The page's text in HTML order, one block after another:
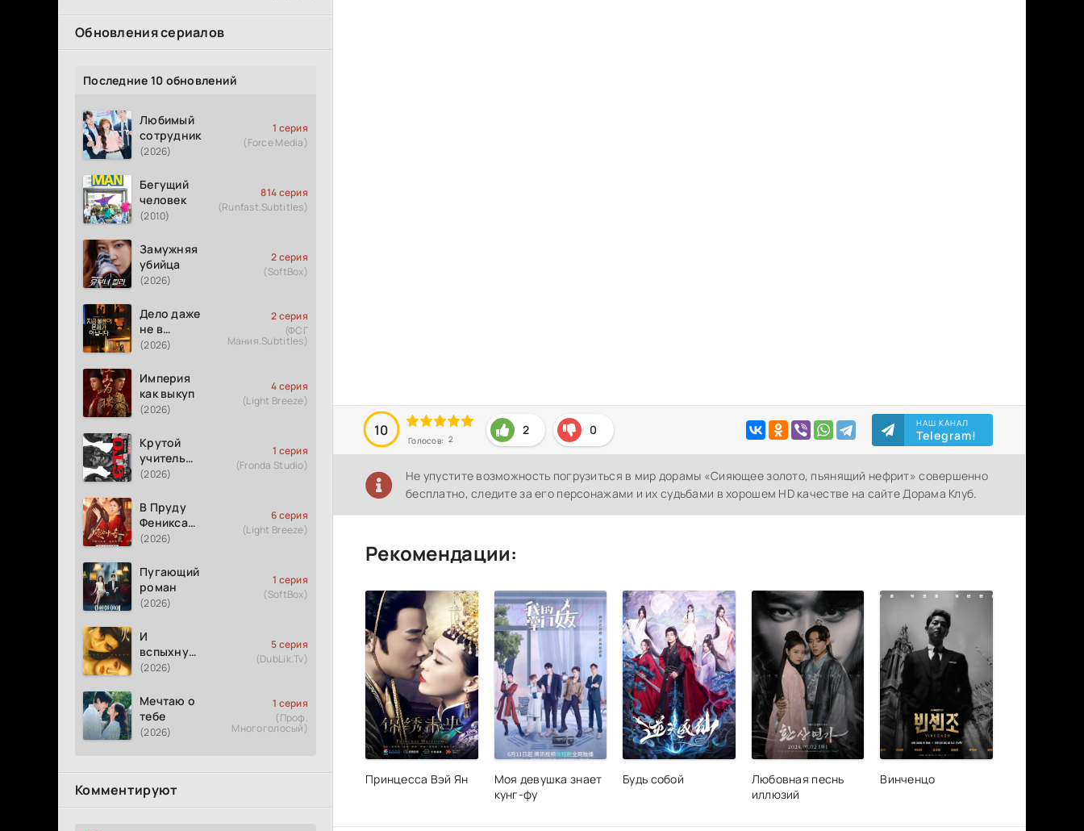
Обновления сериалов
Последние 10 обновлений
Любимый
сотрудник
(2026)
1 серия
(Force Media)
Бегущий
человек
(2010)
814 серия
(Runfast.Subtitles)
Замужняя
убийца
(2026)
2 серия
(SoftBox)
Дело даже
не в
измене
(2026)
2 серия
(ФСГ
Мания.Subtitles)
Империя
как выкуп
(2026)
4 серия
(Light Breeze)
Крутой
учитель
Онидзука
(2026)
(2026)
1 серия
(Fronda Studio)
В Пруду
Феникса
рождается
(2026)
6 серия
(Light Breeze)
Пугающий
роман
(2026)
1 серия
(SoftBox)
И
вспыхнуло
пламя
(2026)
5 серия
(DubLik.Tv)
Мечтаю о
тебе
(2026)
1 серия
(Проф.
Многоголосый)
Комментируют
10
Голосов: 2
2 0 НАШ КАНАЛ
Telegram!
Не упустите возможность погрузиться в мир дорамы «Сияющее золото, пьянящий нефрит» совершенно
бесплатно, следите за его персонажами и их судьбами в хорошем HD качестве на сайте Дорама Клуб.
Рекомендации:
Принцесса Вэй Ян
Моя девушка знает
кунг-фу
Будь собой
Любовная песнь
иллюзий
Винченцо